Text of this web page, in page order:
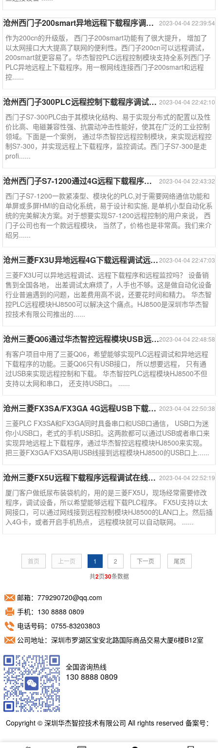
2023-04-04 22:39:54
沧州西门子200smart异地远程下载程序调试监控--西门子系列案例
作为200cn的升级版， 西门子200smart功能有了很大提升， 增加了
以太网接口大大提高了联网的便利性。西门子200cn可以远程调试，
200smart就更容易了。华杰智控PLC远程控制模块支持全系列西门子
PLC异地远程上下载程序。用一根网线连接西门子200smart和远程
控......
2023-04-04 22:42:10
沧州西门子300PLC远程控制下载程序调试监控--西门子系列案例
西门子S7-300PLC由于其模块化结构、易于实现分布式的配置以及性
价比高、电磁兼容性强、抗震动冲击性能好，使其在广泛的工业控制
领域。下面是一个案例， 通过华杰智控远程控制模块，来实现远程控
制S7-300，并实现远程上下载程序，监控调试。西门子S7-300是走
profi......
2023-04-04 22:43:32
沧州西门子S7-1200通过4G远程下载程序远程调试监控--西门子系列
西门子S7-1200一款紧凑型、模块化的PLC,对于需要网络通信功能和
单屏或多屏HMI的自动化系统，易于设计和实施, 是单机小型自动化系
统的完美解决方案。对于想要实现S7-1200远程控制的用户来说， 西
门子公司也有一个款远程模块， 当然了，价格也是非常高。我们来介
绍另......
2023-04-04 22:47:03
沧州三菱FX3U异地远程4G下载远程调试远程监控--三菱系列案例
三菱FX3U可以异地远程调试、远程下载程序和远程监控吗？ 设备销
售到全国各地， 出差调试太麻烦了，人手也不够。这是做自动化设备
行业普遍遇到的问题，出差费用高不说，还要花时间和精力。 华杰智
控PLC远程模块HJ8500可以解决这个痛点。HJ8500是深圳市华杰智
控技术有限公司推出的......
2023-04-04 22:48:58
沧州三菱Q06通过华杰智控远程模块USB远程下载程序--三菱系列案例
有客户项目中用了三菱Q06，希望能够实现PLC远程调试和异地远程
下载程序的功能。三菱Q06只有USB接口， 所以想要远程， 只有通
过USB来实现远程控制和下载。 华杰智控PLC远程模块HJ8500不但
支持以太网和串口， 还支持USB口。 ......
2023-04-04 22:50:38
沧州三菱FX3SA/FX3GA 4G远程USB下载PLC程序----三菱系列案例
三菱PLC FX3SA和FX3GA同时具备串口和USB口通信， USB口为迷
你小USB口，老式的手机USB扣。这两款都可以通过USB或者串口来
实现异地远程上下载程序，通过华杰智控远程模块HJ8500来实现。
把三菱FX3GA/FX3SA用USB线接到远程模块HJ8500的USB口上......
2023-04-04 22:52:19
沧州三菱FX5U远程下载程序远程调试在线监控----三菱系列案例
厦门客户做纸尿布装袋机的，用的是三菱FX5U，现场经常需要修改
程序，调试设备，所以希望能够远程下载PLC程序。 FX5U支持以太
网接口，可以通过网线接到远程控制模块HJ8500的LAN口上。然后插
入4G卡，或者开启手机热点， 远程模块就可以自动联网。 ......
首页 上一页 1 2 下一页
尾页
共2页30条数据
邮箱：779290720@qq.com
手机：130 8888 0809
电话号码：0755-83203803
公司地址：深圳市罗湖区宝安北路国际商品交易大厦6楼B12室
全国咨询热线
130 8888 0809
Copyright © 深圳华杰智控技术有限公司 All rights reserved 备案号：